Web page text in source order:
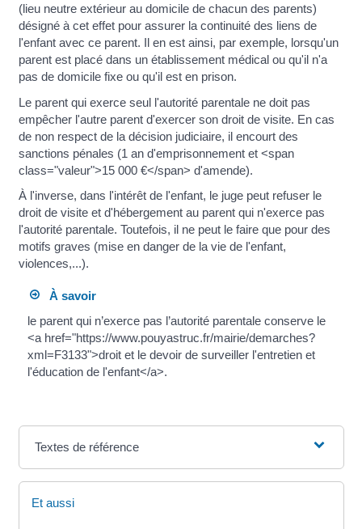
(lieu neutre extérieur au domicile de chacun des parents)
désigné à cet effet pour assurer la continuité des liens de
l'enfant avec ce parent. Il en est ainsi, par exemple, lorsqu'un
parent est placé dans un établissement médical ou qu'il n'a
pas de domicile fixe ou qu'il est en prison.
Le parent qui exerce seul l'autorité parentale ne doit pas
empêcher l'autre parent d'exercer son droit de visite. En cas
de non respect de la décision judiciaire, il encourt des
sanctions pénales (1 an d'emprisonnement et <span
class="valeur">15 000 €</span> d'amende).
À l'inverse, dans l'intérêt de l'enfant, le juge peut refuser le
droit de visite et d'hébergement au parent qui n'exerce pas
l'autorité parentale. Toutefois, il ne peut le faire que pour des
motifs graves (mise en danger de la vie de l'enfant,
violences,...).
À savoir
le parent qui n’exerce pas l’autorité parentale conserve le
<a href="https://www.pouyastruc.fr/mairie/demarches?
xml=F3133">droit et le devoir de surveiller l'entretien et
l'éducation de l'enfant</a>.
Textes de référence
Et aussi